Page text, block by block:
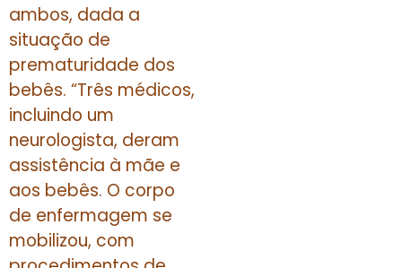
ambos, dada a
situação de
prematuridade dos
bebês. “Três médicos,
incluindo um
neurologista, deram
assistência à mãe e
aos bebês. O corpo
de enfermagem se
mobilizou, com